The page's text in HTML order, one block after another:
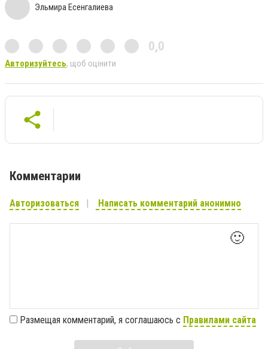
Эльмира Есенгалиева
0,0
Авторизуйтесь, щоб оцінити
Комментарии
Авторизоваться Написать комментарий анонимно
🙂
Размещая комментарий, я соглашаюсь с Правилами сайта